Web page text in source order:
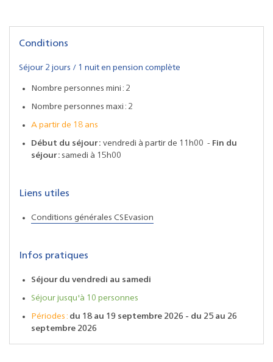
Conditions
Séjour 2 jours / 1 nuit en pension complète
Nombre personnes mini : 2
Nombre personnes maxi : 2
A partir de 18 ans
Début du séjour : vendredi à partir de 11h00 - Fin du
séjour : samedi à 15h00
Liens utiles
Conditions générales CSEvasion
Infos pratiques
Séjour du vendredi au samedi
Séjour jusqu'à 10 personnes
Périodes : du 18 au 19 septembre 2026 - du 25 au 26
septembre 2026